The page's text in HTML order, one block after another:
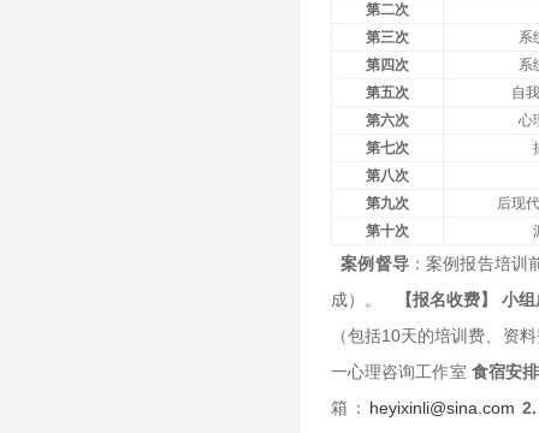
第二次
第三次
系
第四次
系
第五次
自
第六次
心
第七次
第八次
第九次
后现
第十次
案例督导：案例报告培训
成）。
【报名收费】
小组
（包括10天的培训费、资
一心理咨询工作室 食宿安排
箱： heyixinli@sina.com